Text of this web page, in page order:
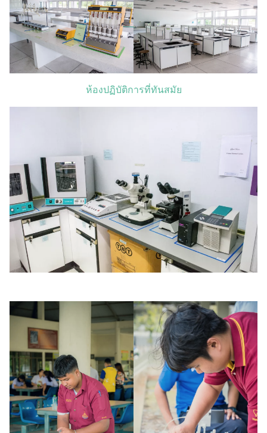
ห้องปฏิบัติการที่ทันสมัย